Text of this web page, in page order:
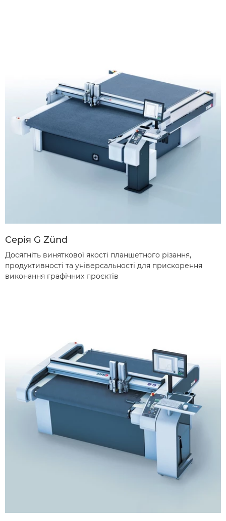
Серія G Zünd
Досягніть виняткової якості планшетного різання,
продуктивності та універсальності для прискорення
виконання графічних проєктів